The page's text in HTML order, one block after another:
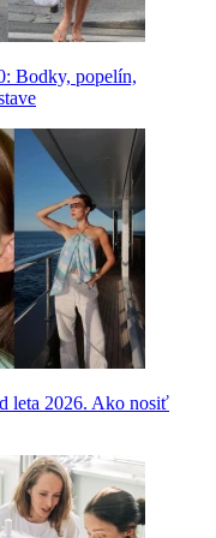
Bodky, popelín,
leta 2026. Ako nosiť